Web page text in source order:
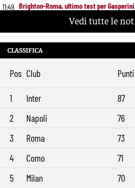
11:49 Brighton-Roma, ultimo test per
10:41
9:32
Mercato Roma, Gasperini aspetta ancora
Vedi tutte le
CLASSIFICA
Pos Club Punti
1 Inter
87
2
Napoli
76
3
Roma
73
4
Como
71
5
Milan 70